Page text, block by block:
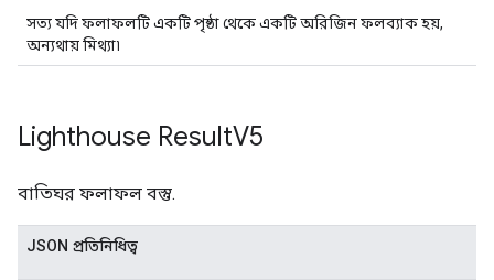
সত্য যদি ফলাফলটি একটি পৃষ্ঠা থেকে একটি অরিজিন ফলব্যাক হয়,
অন্যথায় মিথ্যা৷
Lighthouse ResultV5
বাতিঘর ফলাফল বস্তু.
JSON প্রতিনিধিত্ব